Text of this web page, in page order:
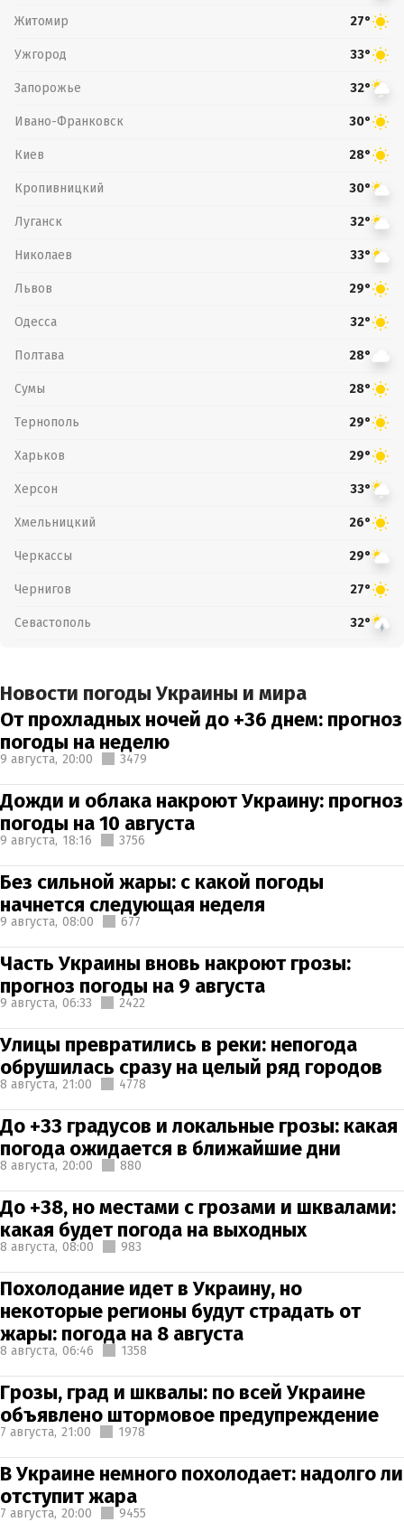
Житомир 27°
Ужгород 33°
Запорожье 32°
Ивано-Франковск 30°
Киев 28°
Кропивницкий 30°
Луганск 32°
Николаев 33°
Львов 29°
Одесса 32°
Полтава 28°
Сумы 28°
Тернополь 29°
Харьков 29°
Херсон 33°
Хмельницкий 26°
Черкассы 29°
Чернигов 27°
Севастополь 32°
Новости погоды Украины и мира
От прохладных ночей до +36 днем: прогноз
погоды на неделю
9 августа, 20:00 3479
Дожди и облака накроют Украину: прогноз
погоды на 10 августа
9 августа, 18:16 3756
Без сильной жары: с какой погоды
начнется следующая неделя
9 августа, 08:00 677
Часть Украины вновь накроют грозы:
прогноз погоды на 9 августа
9 августа, 06:33 2422
Улицы превратились в реки: непогода
обрушилась сразу на целый ряд городов
8 августа, 21:00 4778
До +33 градусов и локальные грозы: какая
погода ожидается в ближайшие дни
8 августа, 20:00 880
До +38, но местами с грозами и шквалами:
какая будет погода на выходных
8 августа, 08:00 983
Похолодание идет в Украину, но
некоторые регионы будут страдать от
жары: погода на 8 августа
8 августа, 06:46 1358
Грозы, град и шквалы: по всей Украине
объявлено штормовое предупреждение
7 августа, 21:00 1978
В Украине немного похолодает: надолго ли
отступит жара
7 августа, 20:00 9455